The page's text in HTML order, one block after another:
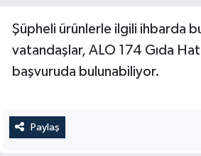
Şüpheli ürünlerle ilgili ihbarda
vatandaşlar, ALO 174 Gıda
başvuruda bulunabiliyor.
Paylaş